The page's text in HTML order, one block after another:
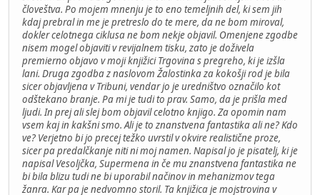
človeštva. Po mojem mnenju je to eno temeljnih del, ki sem jih
kdaj prebral in me je pretreslo do te mere, da ne bom miroval,
dokler celotnega ciklusa ne bom nekje objavil. Omenjene zgodbe
nisem mogel objaviti v revijalnem tisku, zato je doživela
premierno objavo v moji knjižici Trgovina s pregreho, ki je izšla
lani. Druga zgodba z naslovom Žalostinka za kokošji rod je bila
sicer objavljena v Tribuni, vendar jo je uredništvo označilo kot
odštekano branje. Pa mi je tudi to prav. Samo, da je prišla med
ljudi. In prej ali slej bom objavil celotno knjigo. Za opomin nam
vsem kaj in kakšni smo. Ali je to znanstvena fantastika ali ne? Kdo
ve? Verjetno bi jo precej težko uvrstil v okvire realistične proze,
sicer pa predalčkanje niti ni moj namen. Napisal jo je pisatelj, ki je
napisal Vesoljčka, Supermena in če mu znanstvena fantastika ne
bi bila blizu tudi ne bi uporabil načinov in mehanizmov tega
žanra. Kar pa je nedvomno storil. Ta knjižica je mojstrovina v